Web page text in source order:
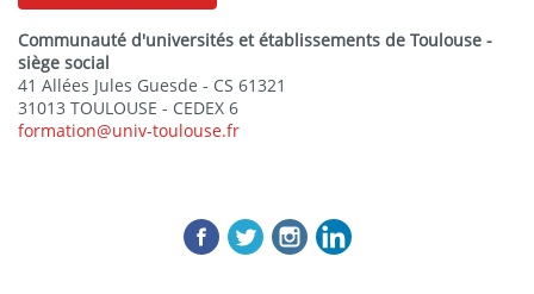
Communauté d'universités et établissements de Toulouse -
siège social
41 Allées Jules Guesde - CS 61321
31013 TOULOUSE - CEDEX 6
formation@univ-toulouse.fr